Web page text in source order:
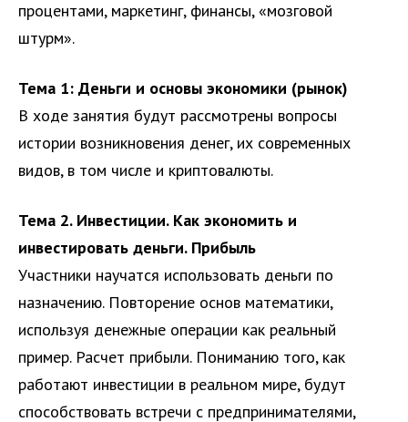
процентами, маркетинг, финансы, «мозговой
штурм».
Тема 1: Деньги и основы экономики (рынок)
В ходе занятия будут рассмотрены вопросы
истории возникновения денег, их современных
видов, в том числе и криптовалюты.
Тема 2. Инвестиции. Как экономить и
инвестировать деньги. Прибыль
Участники научатся использовать деньги по
назначению. Повторение основ математики,
используя денежные операции как реальный
пример. Расчет прибыли. Пониманию того, как
работают инвестиции в реальном мире, будут
способствовать встречи с предпринимателями,